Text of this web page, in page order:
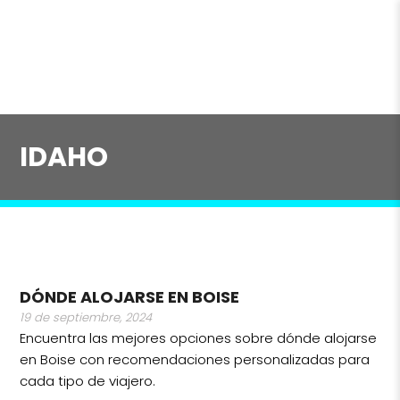
IDAHO
DÓNDE ALOJARSE EN BOISE
19 de septiembre, 2024
Encuentra las mejores opciones sobre dónde alojarse
en Boise con recomendaciones personalizadas para
cada tipo de viajero.